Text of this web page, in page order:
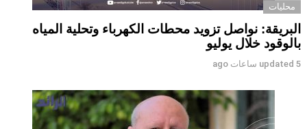
محليات
البريقة: نواصل تزويد محطات الكهرباء وتحلية المياه
بالوقود خلال يوليو
updated 5 ساعات ago